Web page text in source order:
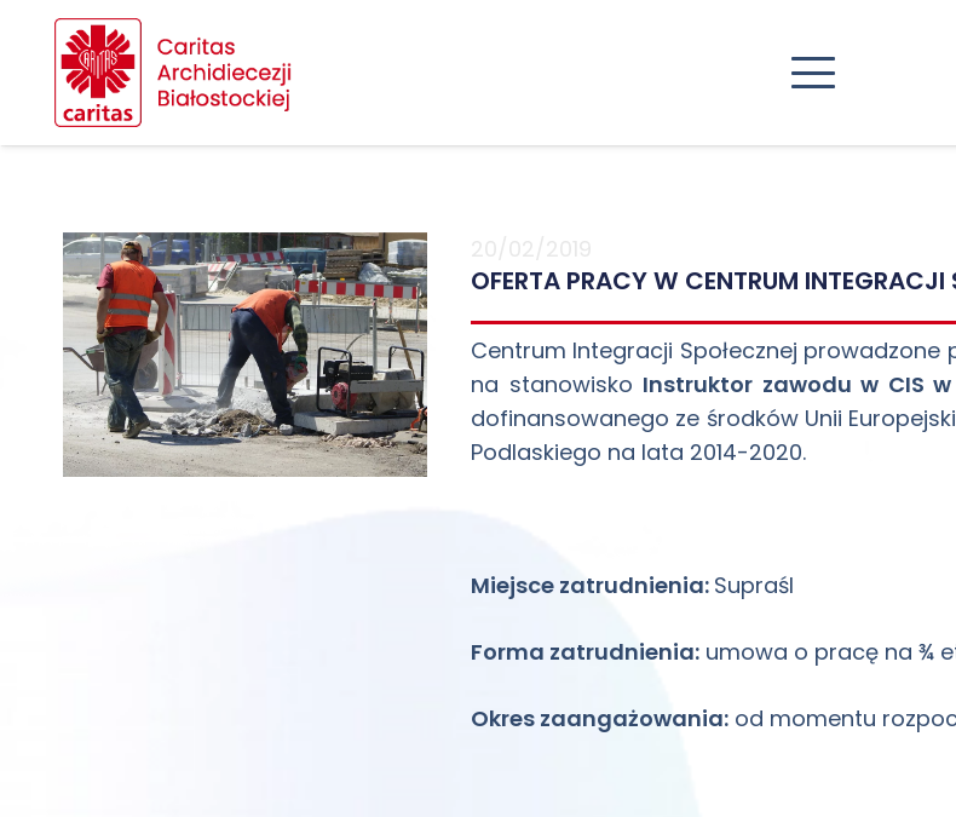
OFERTA PRACY W CENTRUM INTEGRACJI
Centrum Integracji Społecznej prowadzone
na stanowisko Instruktor zawodu w CIS
dofinansowanego ze środków Unii
Podlaskiego na lata 2014-2020.
Miejsce zatrudnienia: Supraśl
Forma zatrudnienia: umowa o pracę na ¾
Okres zaangażowania: od momentu